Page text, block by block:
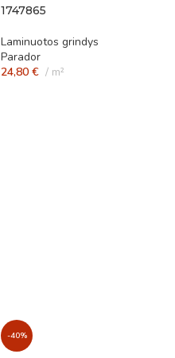
1747865
Laminuotos grindys
Parador
24,80 € m²
-40%